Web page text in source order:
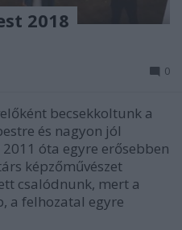
2018
0
becsekkoltunk a
és nagyon jól
óta egyre erősebben
képzőművészet
csalódnunk, mert a
a felhozatal egyre